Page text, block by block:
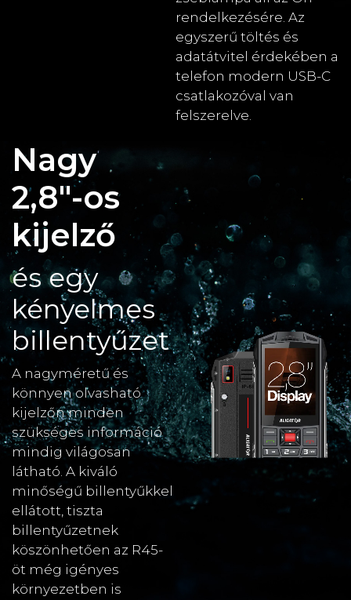
rendelkezésére. Az
egyszerű töltés és
adatátvitel érdekében a
telefon modern USB-C
csatlakozóval van
felszerelve.
Nagy
2,8"-os
kijelző
és egy
kényelmes
billentyűzet
A nagyméretű és
könnyen olvasható
kijelzőn minden
szükséges információ
mindig világosan
látható. A kiváló
minőségű billentyűkkel
ellátott, tiszta
billentyűzetnek
köszönhetően az R45-
öt még igényes
környezetben is